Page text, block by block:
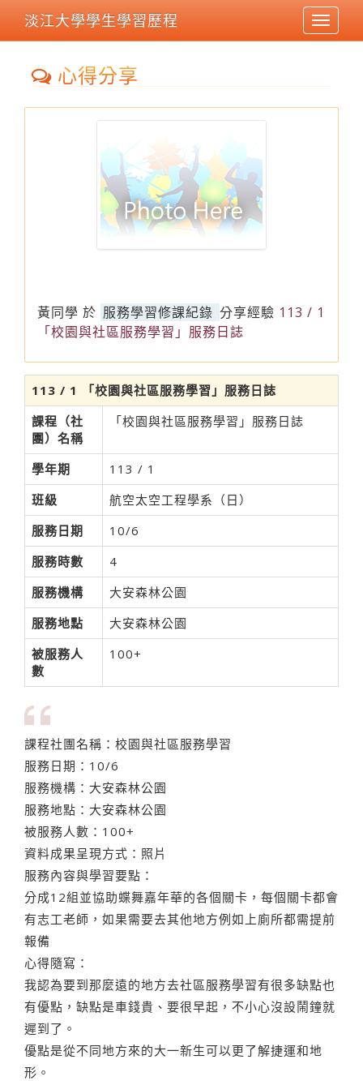
Toggle
淡江大學學生學習歷程
心得分享
黃同學 於 服務學習修課紀錄 分享經驗 113 / 1
「校園與社區服務學習」服務日誌
113 / 1 「校園與社區服務學習」服務日誌
課程（社
團）名稱
「校園與社區服務學習」服務日誌
學年期
113 / 1
班級
航空太空工程學系（日）
服務日期
10/6
服務時數
4
服務機構
大安森林公園
服務地點
大安森林公園
被服務人
數
100+
課程社團名稱：校園與社區服務學習
服務日期：10/6
服務機構：大安森林公園
服務地點：大安森林公園
被服務人數：100+
資料成果呈現方式：照片
服務內容與學習要點：
分成12組並協助蝶舞嘉年華的各個關卡，每個關卡都會
有志工老師，如果需要去其他地方例如上廁所都需提前
報備
心得隨寫：
我認為要到那麼遠的地方去社區服務學習有很多缺點也
有優點，缺點是車錢貴、要很早起，不小心沒設鬧鐘就
遲到了。
優點是從不同地方來的大一新生可以更了解捷運和地
形。